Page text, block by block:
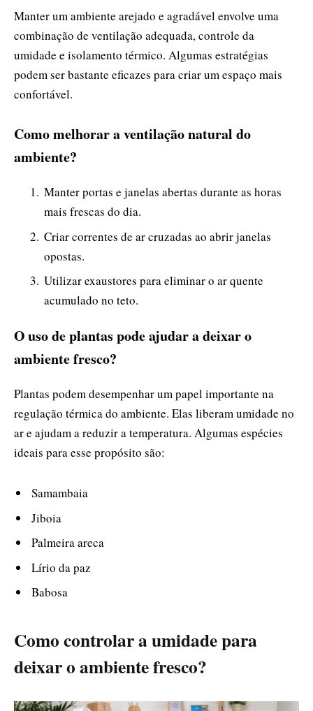
Manter um ambiente arejado e agradável envolve uma
combinação de ventilação adequada, controle da
umidade e isolamento térmico. Algumas estratégias
podem ser bastante eficazes para criar um espaço mais
confortável.
Como melhorar a ventilação natural do
ambiente?
Manter portas e janelas abertas durante as horas
mais frescas do dia.
Criar correntes de ar cruzadas ao abrir janelas
opostas.
Utilizar exaustores para eliminar o ar quente
acumulado no teto.
O uso de plantas pode ajudar a deixar o
ambiente fresco?
Plantas podem desempenhar um papel importante na
regulação térmica do ambiente. Elas liberam umidade no
ar e ajudam a reduzir a temperatura. Algumas espécies
ideais para esse propósito são:
Samambaia
Jiboia
Palmeira areca
Lírio da paz
Babosa
Como controlar a umidade para
deixar o ambiente fresco?